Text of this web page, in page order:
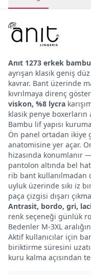
Anıt 1273 erkek
ayrışan klasik geniş
kavrar. Bant üzerinde
kıvrılmaya direnç
viskon, %8 lycra
klasik penye
Bambu lif yapısı
Ön panel ortadan ikiye
anatomisine yer açar.
hizasında konumlanır
pantolon altında bel
rib bant kullanılmadan
uyluk üzerinde sıkı iz
paça çizgisi dışarı
Antrasit, bordo, gri,
renk seçeneği günlük
Bedenler M-3XL
Aktif kullanıcılar için
biriktirme süresini
kuru kalma açısından